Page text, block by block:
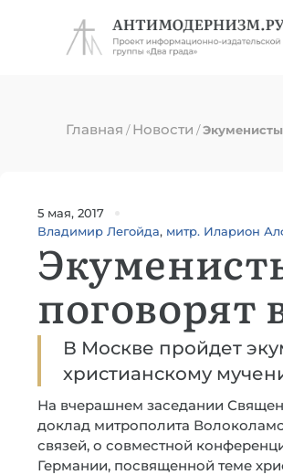
Главная /Новости /
5 мая, 2017
Владимир Легойда, митр. Иларион
поговорят
В Москве пройдет
христианскому
На вчерашнем заседании
доклад митрополита
связей, о совместной
Германии, посвященной теме